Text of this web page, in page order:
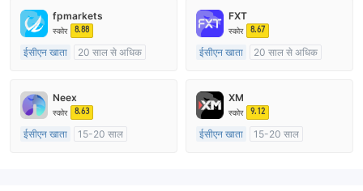
fpmarkets
स्कोर 8.88
ईसीएन खाता
20 साल से अधिक
मार्केट मेकिंग (एमएम)
मुख्य-लेबल MT4
FXT
स्कोर 8.67
ईसीएन खाता
20 साल से अधिक
मार्केट मेकिंग (एमएम)
मुख्य-लेबल MT4
Neex
स्कोर 8.63
ईसीएन खाता
15-20 साल
XM
स्कोर 9.12
ईसीएन खाता
15-20 साल